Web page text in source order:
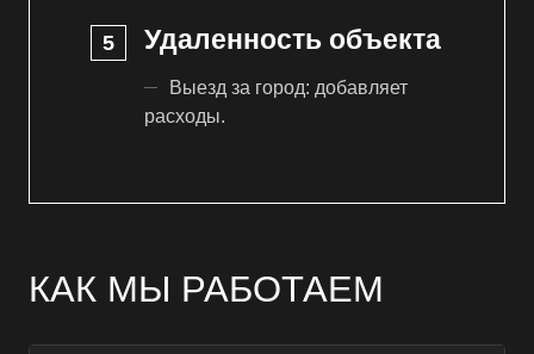
Удаленность объекта
Выезд за город: добавляет
расходы.
КАК МЫ РАБОТАЕМ